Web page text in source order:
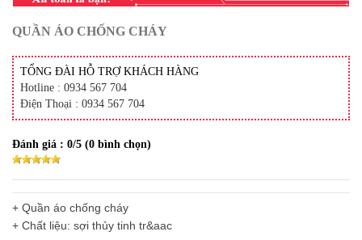
QUẦN ÁO CHỐNG CHÁY
TỔNG ĐÀI HỖ TRỢ KHÁCH HÀNG
Hotline : 0934 567 704
Điện Thoại : 0934 567 704
Đánh giá : 0/5 (0 bình chọn)
+ Quần áo chống cháy
+ Chất liệu: sợi thủy tinh tr&aac